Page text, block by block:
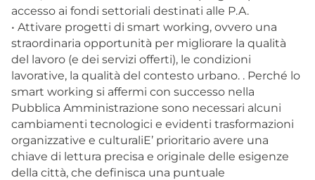
accesso ai fondi settoriali destinati alle P.A.
• Attivare progetti di smart working, ovvero una
straordinaria opportunità per migliorare la qualità
del lavoro (e dei servizi offerti), le condizioni
lavorative, la qualità del contesto urbano. . Perché lo
smart working si affermi con successo nella
Pubblica Amministrazione sono necessari alcuni
cambiamenti tecnologici e evidenti trasformazioni
organizzative e culturaliE’ prioritario avere una
chiave di lettura precisa e originale delle esigenze
della città, che definisca una puntuale